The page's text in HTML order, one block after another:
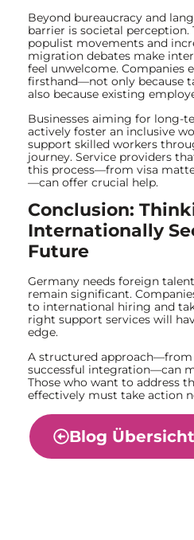
Beyond bureaucracy and
barrier is societal
populist movements and
migration debates make
feel unwelcome. Companies
firsthand—not only because
also because existing
Businesses aiming for long-
actively foster an inclusive
support skilled workers
journey. Service providers
this process—from visa
—can offer crucial help.
Conclusion:
Internationally
Future
Germany needs foreign
remain significant.
to international hiring and
right support services will
edge.
A structured
successful integration—can
Those who want to address
effectively must take action
Blog Übersicht